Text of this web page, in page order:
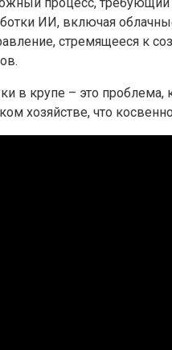
ИИ, включая
стремящееся к
в крупе – это
хозяйстве, что